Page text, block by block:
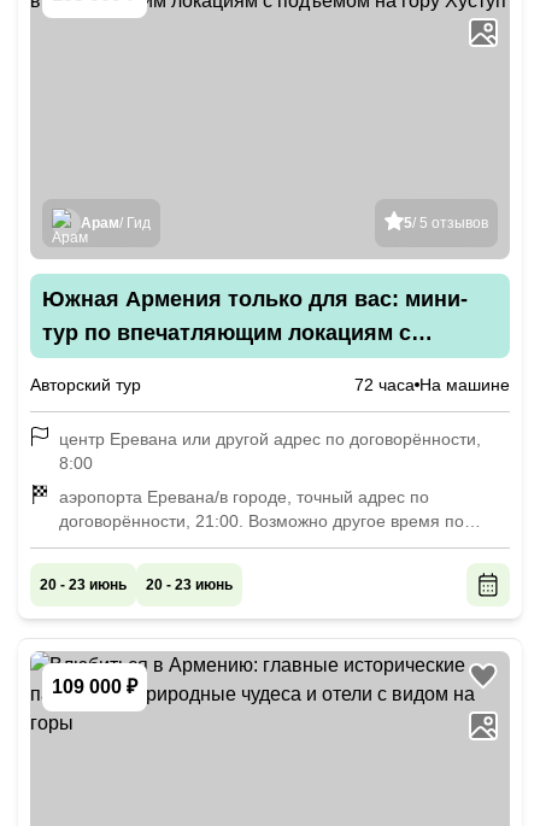
5/ 5 отзывов
Арам/ Гид
Южная Армения только для вас: мини-
тур по впечатляющим локациям с
Авторский тур 72 часа На машине
центр Еревана или другой адрес по договорённости,
8:00
аэропорта Еревана/в городе, точный адрес по
договорённости, 21:00. Возможно другое время по
согласованию
20 - 23 июнь 20 - 23 июнь
109 000 ₽